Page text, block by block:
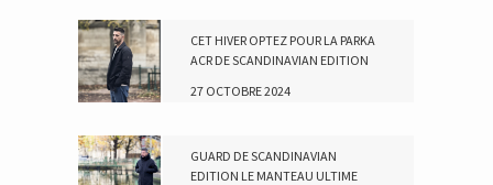
CET HIVER OPTEZ POUR LA PARKA
ACR DE SCANDINAVIAN EDITION
27 OCTOBRE 2024
GUARD DE SCANDINAVIAN
EDITION LE MANTEAU ULTIME